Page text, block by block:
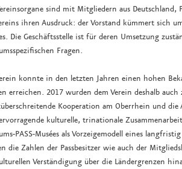
sind mit Mitgliedern aus
ihren Ausdruck: der Vorstand kümmert sich
Die Geschäftsstelle ist für deren Umsetzung
Fragen.
konnte in den letzten Jahren einen hohen
erreichen. 2017 wurden dem Verein deshalb
Kooperation am Oberrhein und die
kulturelle, trinationale
PASS-Musées als Vorzeigemodell eines
die Zahlen der Passbesitzer wie auch der
Verständigung über die Ländergrenzen